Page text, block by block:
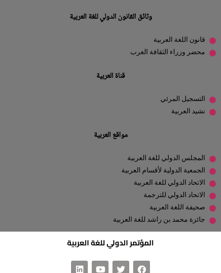
وثائق القانون الدولي للغة العربية
قانون اللغة العربية
محضر وزراء الثقافة العرب
قناة العربية
التسجيل المرئي
نشيد العربية
مواقع العربية
المجلس الدولي للغة العربية
الجمعية الدولية لأقسام العربية
الاتحاد الدولي للغة العربية
الاتحاد الدولي للترجمة
صحيفة اللغة العربية
جائزة محمد بن راشد للغة العربية
المؤتمر الدولي للغة العربية